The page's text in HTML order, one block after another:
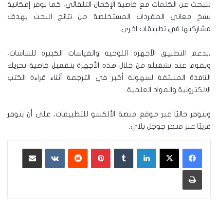
للبحث عن الكلمات مع خاصية الإكمال التلقائي، كما يوفر إمكانية
نسخ معاني المفردات المستخلصة من نتائج البحث بهدف
مشاركتها في تطبيقات اخرى.
,يدعم التطبيق الأجهزة اللوحية والقياسات الكبيرة للشاشات،
ويقوم عند تشغيله من خلال هذه الأجهزة بتفعيل خاصية تحريك
النافذة المنبثقة لسهولة أكبر في الترجمة أثناء قراءة الكتب
الالكترونية والمواد العلمية.
ويتوفر حاليًا عبر موقع منصة الألكسو للتطبيقات، على أن يتوفر
قريبًا عبر متجر جوجل بلاي.
لينكدإن بينتيريست ‏VKontakte
طباعة